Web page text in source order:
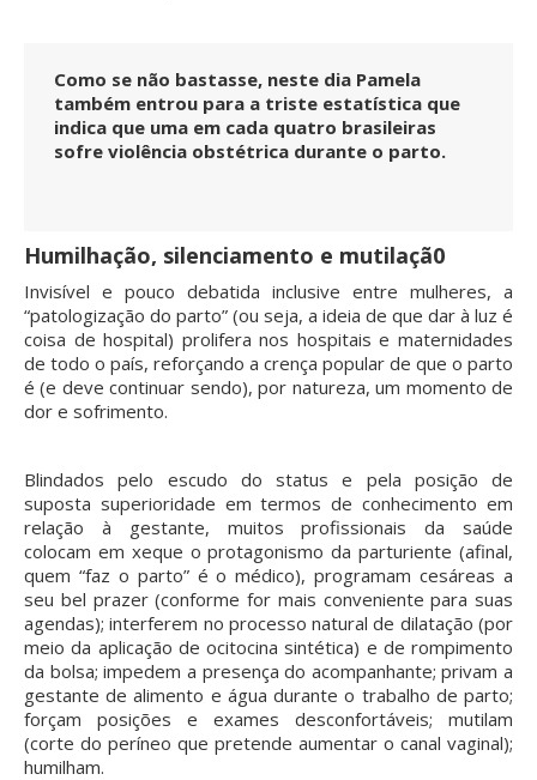
Como se não bastasse, neste dia Pamela
também entrou para a triste estatística que
indica que uma em cada quatro brasileiras
sofre violência obstétrica durante o parto.
Humilhação, silenciamento e mutilaçã0
Invisível e pouco debatida inclusive entre mulheres, a
“patologização do parto” (ou seja, a ideia de que dar à luz é
coisa de hospital) prolifera nos hospitais e maternidades
de todo o país, reforçando a crença popular de que o parto
é (e deve continuar sendo), por natureza, um momento de
dor e sofrimento.
Blindados pelo escudo do status e pela posição de
suposta superioridade em termos de conhecimento em
relação à gestante, muitos profissionais da saúde
colocam em xeque o protagonismo da parturiente (afinal,
quem “faz o parto” é o médico), programam cesáreas a
seu bel prazer (conforme for mais conveniente para suas
agendas); interferem no processo natural de dilatação (por
meio da aplicação de ocitocina sintética) e de rompimento
da bolsa; impedem a presença do acompanhante; privam a
gestante de alimento e água durante o trabalho de parto;
forçam posições e exames desconfortáveis; mutilam
(corte do períneo que pretende aumentar o canal vaginal);
humilham.